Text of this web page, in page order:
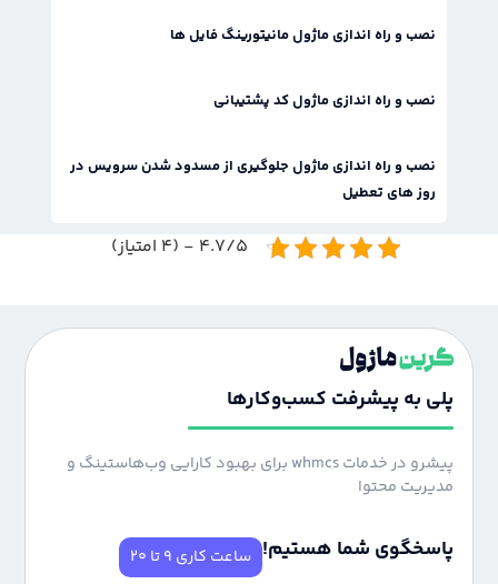
نصب و راه اندازی ماژول مانیتورینگ فایل ها
نصب و راه اندازی ماژول کد پشتیبانی
نصب و راه اندازی ماژول جلوگیری از مسدود شدن سرویس در
روز های تعطیل
4.7/5 - (4 امتیاز)
پلی به پیشرفت کسب‌وکارها
پیشرو در خدمات whmcs برای بهبود کارایی وب‌هاستینگ و
مدیریت محتوا
پاسخگوی شما هستیم! ساعت کاری 9 تا 20